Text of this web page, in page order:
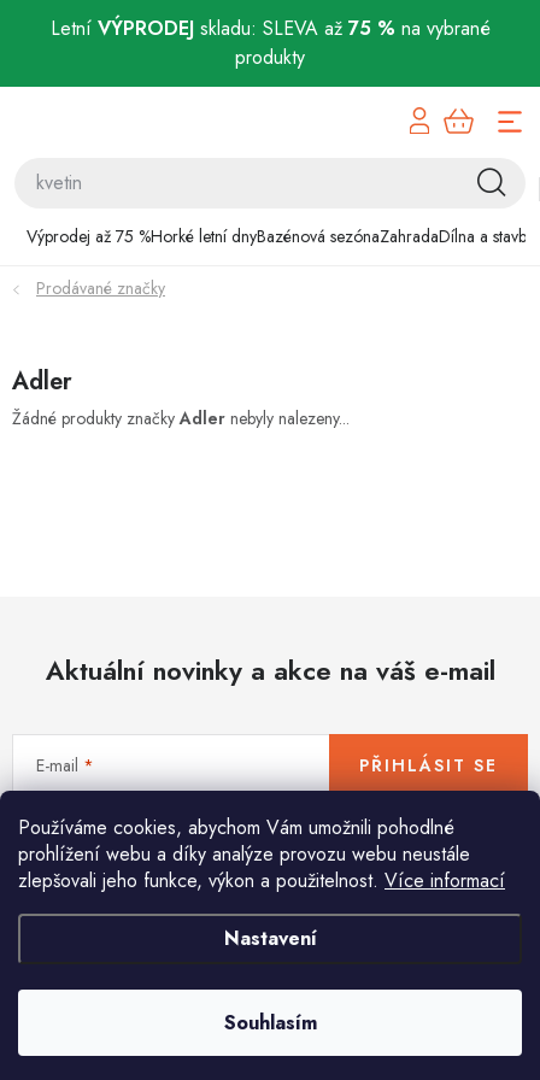
Letní VÝPRODEJskladu: SLEVA až 75 % na vybrané
produkty
Používáme cookies, abychom Vám umožnili pohodlné
prohlížení webu a díky analýze provozu webu neustále
zlepšovali jeho funkce, výkon a použitelnost. Více informací
Nastavení
Souhlasím
Výprodej až 75 %Horké letní dnyBazénová sezónaZahradaDílna a stavba
Bazénová sezóna
Zahrada
Domácnost
Novinky
World Cleanup Day
Akční ceny
Půjčovna Kontaktuje nás
Obchodní podmínky
Vrácení a reklamace
Podmínky ochrany osobních údajů
Obchodní podmínky pro podnikatele
Způsob doručení a platby
Zásady používání cookies
Prodávané značky
Adler
Žádné produkty značkyAdler nebyly nalezeny...
Aktuální novinky a akce na váš e-mail
E-mail
Vložením e-mailu souhlasíte spodmínkami ochrany osobních údajů
PŘIHLÁSIT SE
Pomůžeme vám s výběrem
Potřebujete s něčím poradit? Jsme tu pro vás!
info@huka.cz